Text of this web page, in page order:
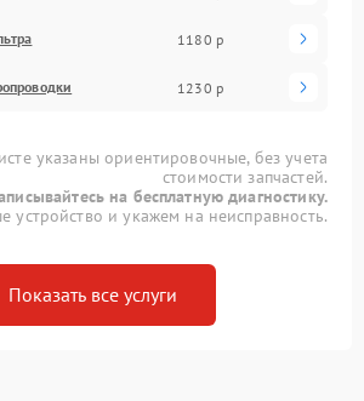
1180 р
1230 р
указаны ориентировочные, без учета
стоимости запчастей.
на бесплатную диагностику.
и укажем на неисправность.
Показать все услуги